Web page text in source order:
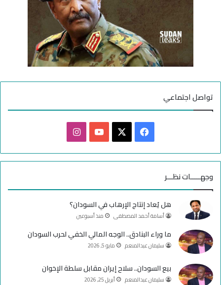
تواصل اجتماعي
ي
ب
و
ك
X
Y
u
T
u
b
e
ن
ت
ق
م
وجهـــــات نظـــر
هل يُعاد إنتاج الإرهاب في السودان؟
أسامة أحمد المصطفى منذ أسبوعين
ما وراء البنادق.. الوجه المالي الخفي لحرب السودان
سليمان عبدالمنعم مايو 5, 2026
بيع السودان.. سلاح إيران مقابل سلطة الإخوان
سليمان عبدالمنعم أبريل 25, 2026